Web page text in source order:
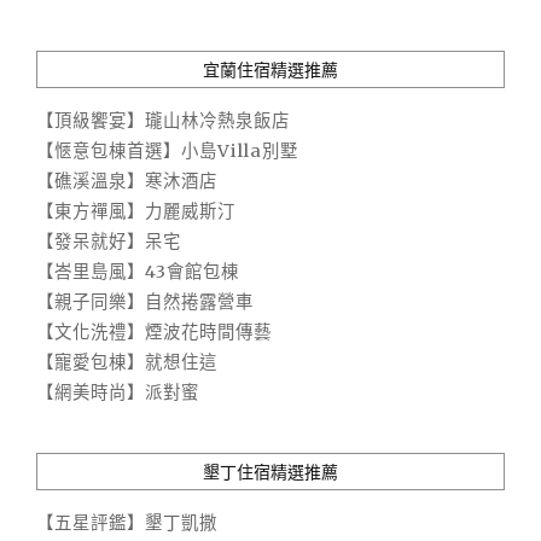
宜蘭住宿精選推薦
【頂級饗宴】瓏山林冷熱泉飯店
【愜意包棟首選】小島Villa別墅
【礁溪溫泉】寒沐酒店
【東方禪風】力麗威斯汀
【發呆就好】呆宅
【峇里島風】43會館包棟
【親子同樂】自然捲露營車
【文化洗禮】煙波花時間傳藝
【寵愛包棟】就想住這
【網美時尚】派對蜜
墾丁住宿精選推薦
【五星評鑑】墾丁凱撒